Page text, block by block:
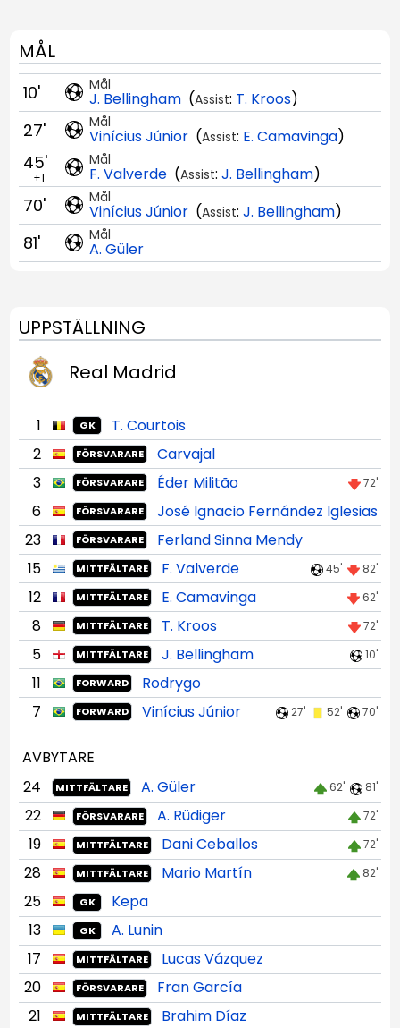
MÅL
Mål
J. Bellingham (Assist: T. Kroos)
10'
Mål
Vinícius Júnior (Assist: E. Camavinga)
27'
Mål
F. Valverde (Assist: J. Bellingham)
45'
+1
Mål
Vinícius Júnior (Assist: J. Bellingham)
70'
Mål
A. Güler
81'
UPPSTÄLLNING
Real Madrid
1 GK
T. Courtois
2
FÖRSVARARE
Carvajal
3
FÖRSVARARE Éder Militão 72'
6 FÖRSVARARE
José Ignacio Fernández Iglesias
23
FÖRSVARARE
Ferland Sinna Mendy
15
MITTFÄLTARE F. Valverde 45' 82'
12 MITTFÄLTARE E. Camavinga 62'
8 MITTFÄLTARE T. Kroos 72'
5 MITTFÄLTARE J. Bellingham 10'
11 FORWARD
Rodrygo
7
FORWARD Vinícius Júnior 27' 52' 70'
AVBYTARE
24
MITTFÄLTARE A. Güler 62' 81'
22 FÖRSVARARE A. Rüdiger 72'
19 MITTFÄLTARE Dani Ceballos 72'
28 MITTFÄLTARE Mario Martín 82'
25 GK
Kepa
13
GK
A. Lunin
17
MITTFÄLTARE
Lucas Vázquez
20
FÖRSVARARE
Fran García
21
MITTFÄLTARE
Brahim Díaz